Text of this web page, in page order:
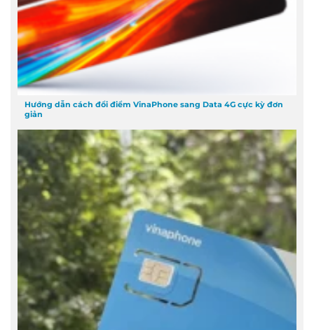
Hướng dẫn cách đổi điểm VinaPhone sang Data 4G cực kỳ đơn
giản